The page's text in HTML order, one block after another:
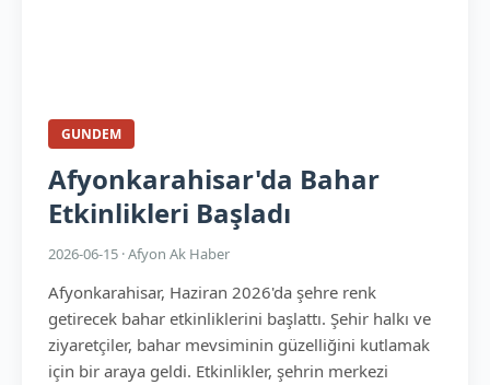
GUNDEM
Afyonkarahisar'da Bahar
Etkinlikleri Başladı
2026-06-15 · Afyon Ak Haber
Afyonkarahisar, Haziran 2026'da şehre renk
getirecek bahar etkinliklerini başlattı. Şehir halkı ve
ziyaretçiler, bahar mevsiminin güzelliğini kutlamak
için bir araya geldi. Etkinlikler, şehrin merkezi